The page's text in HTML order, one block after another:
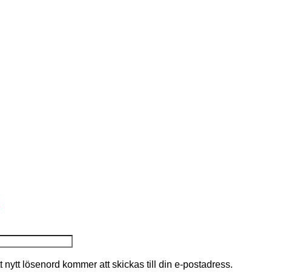
nytt lösenord kommer att skickas till din e-postadress.